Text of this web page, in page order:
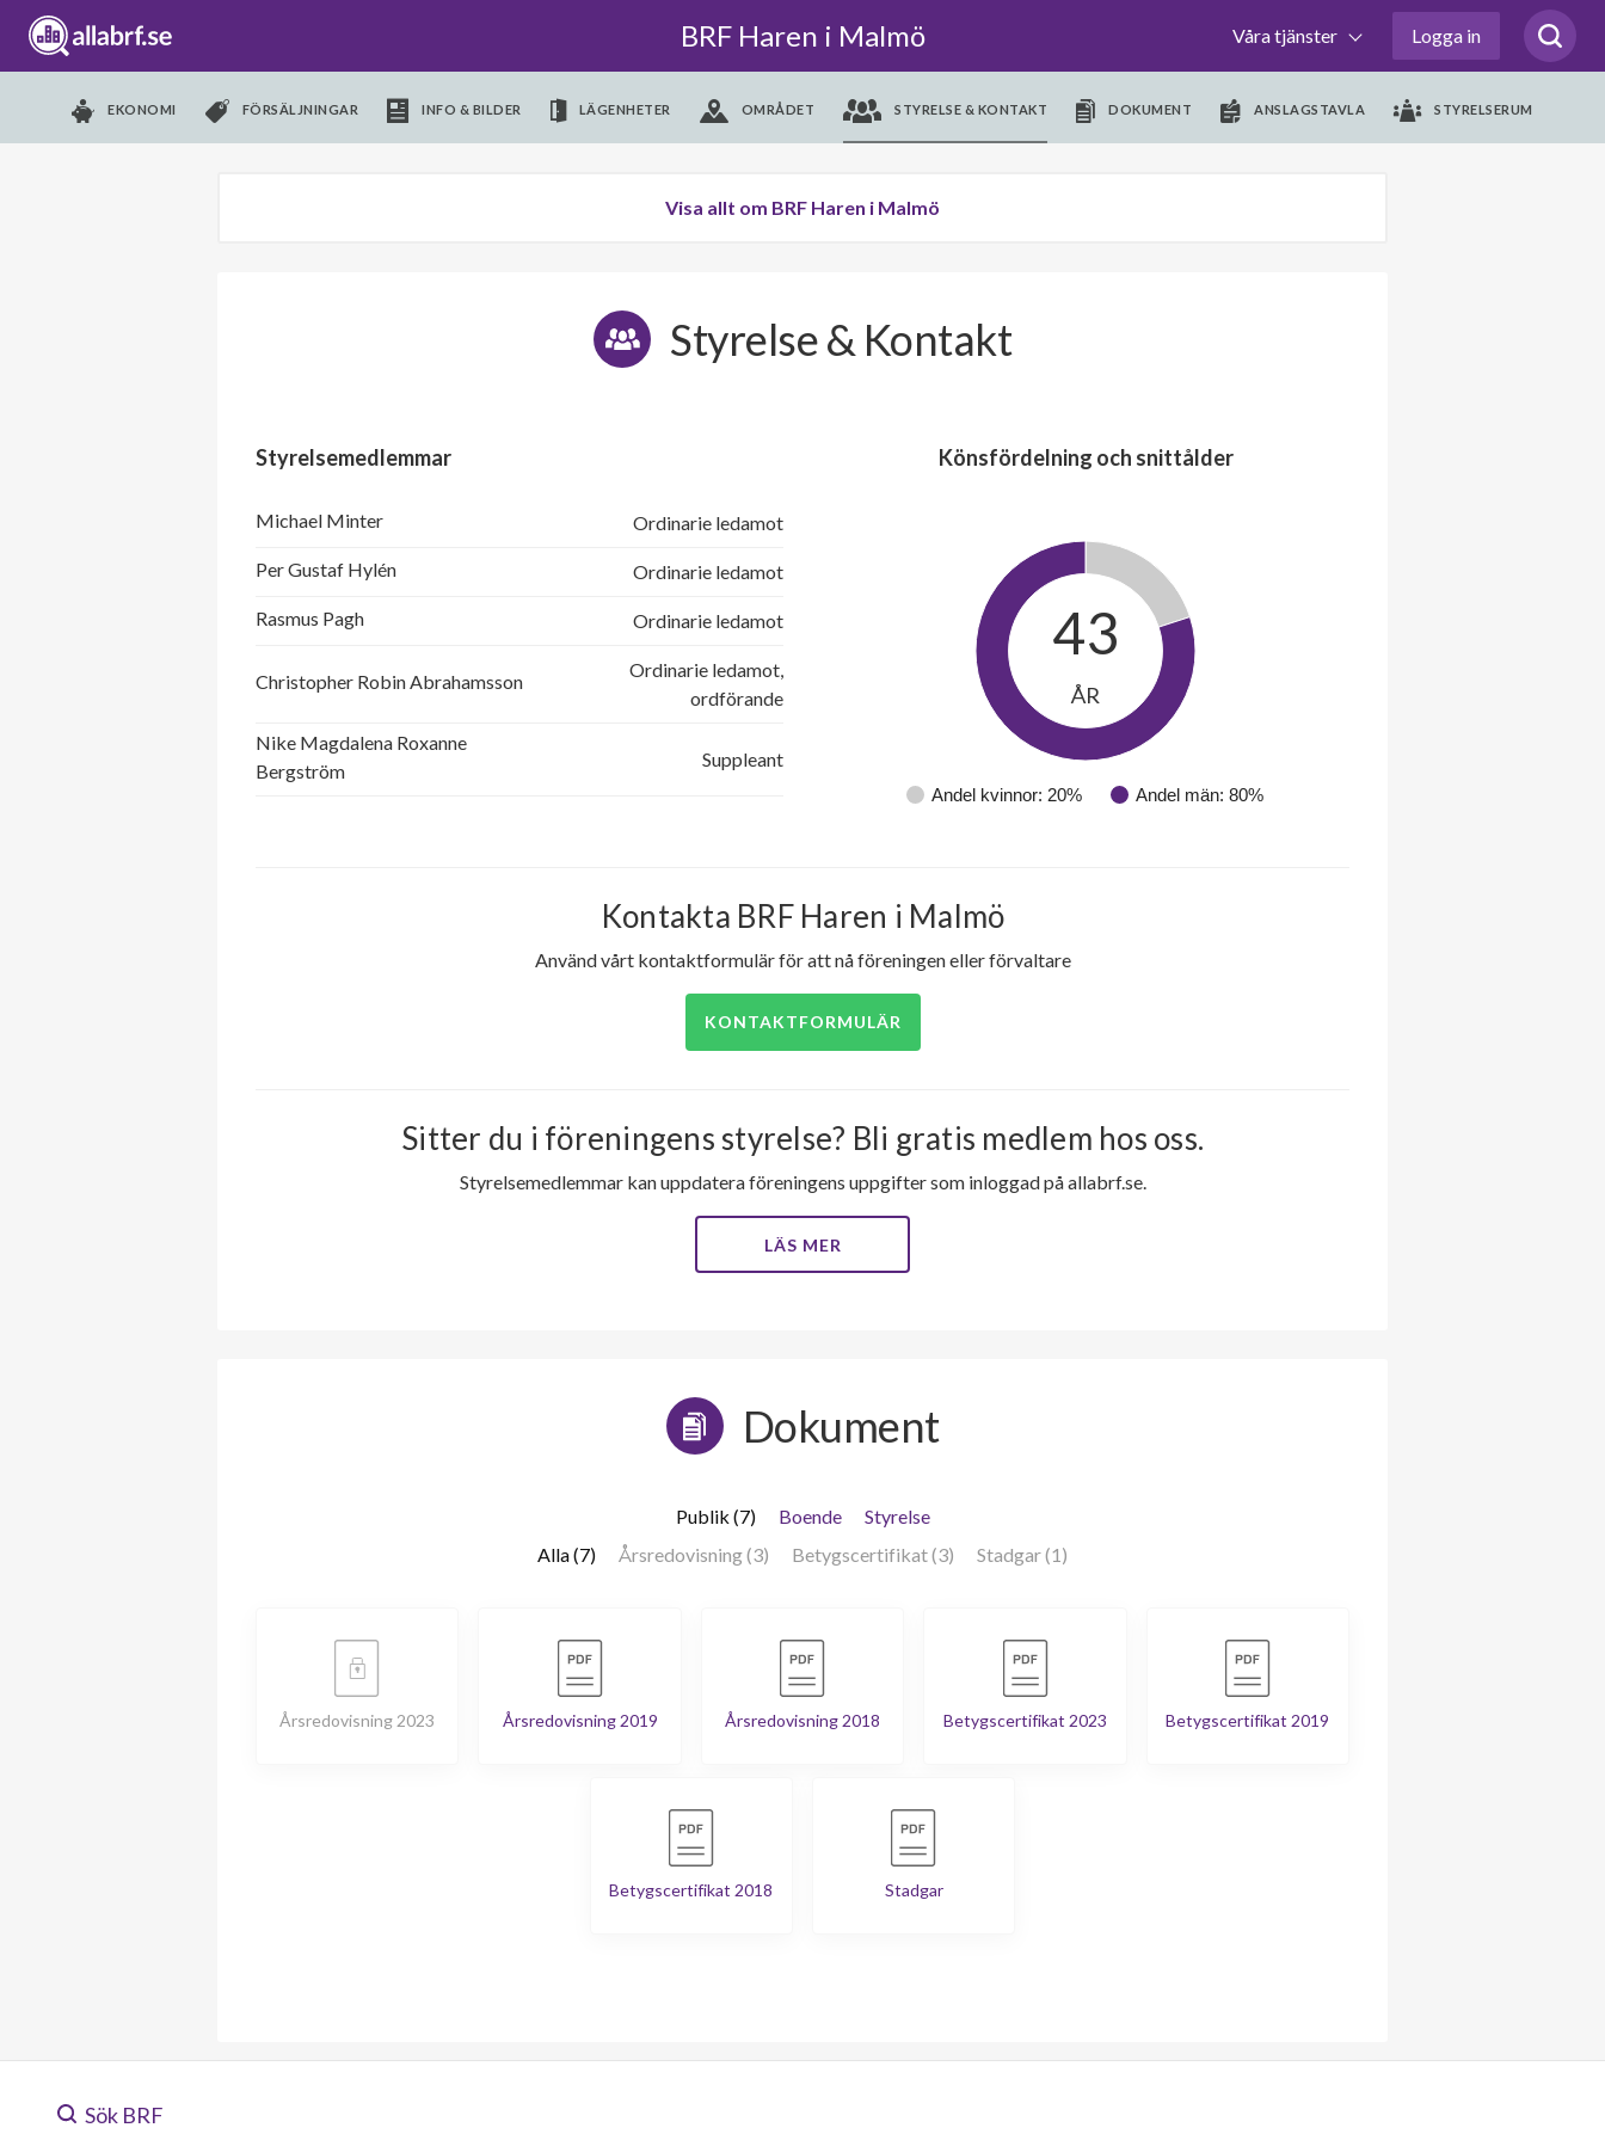
BRF Haren i Malmö Våra tjänster Logga in
EKONOMI FÖRSÄLJNINGAR INFO & BILDER LÄGENHETER OMRÅDET STYRELSE & KONTAKT DOKUMENT ANSLAGSTAVLA STYRELSERUM
Visa allt om BRF Haren i Malmö
Styrelse & Kontakt
Styrelsemedlemmar
Michael Minter Ordinarie ledamot
Per Gustaf Hylén Ordinarie ledamot
Rasmus Pagh Ordinarie ledamot
Christopher Robin Abrahamsson
Ordinarie ledamot,
ordförande
Nike Magdalena Roxanne
Bergström
Suppleant
Könsfördelning och snittålder
Andel kvinnor: 20% Andel män: 80%
43
ÅR
Kontakta BRF Haren i Malmö
Använd vårt kontaktformulär för att nå föreningen eller förvaltare
KONTAKTFORMULÄR
Sitter du i föreningens styrelse? Bli gratis medlem hos oss.
Styrelsemedlemmar kan uppdatera föreningens uppgifter som inloggad på allabrf.se.
LÄS MER
Dokument
Publik (7) Boende
Styrelse
Alla (7)
Årsredovisning (3) Betygscertifikat (3) Stadgar (1)
Årsredovisning 2023 Årsredovisning 2019 Årsredovisning 2018 Betygscertifikat 2023 Betygscertifikat 2019
Betygscertifikat 2018 Stadgar
Sök BRF